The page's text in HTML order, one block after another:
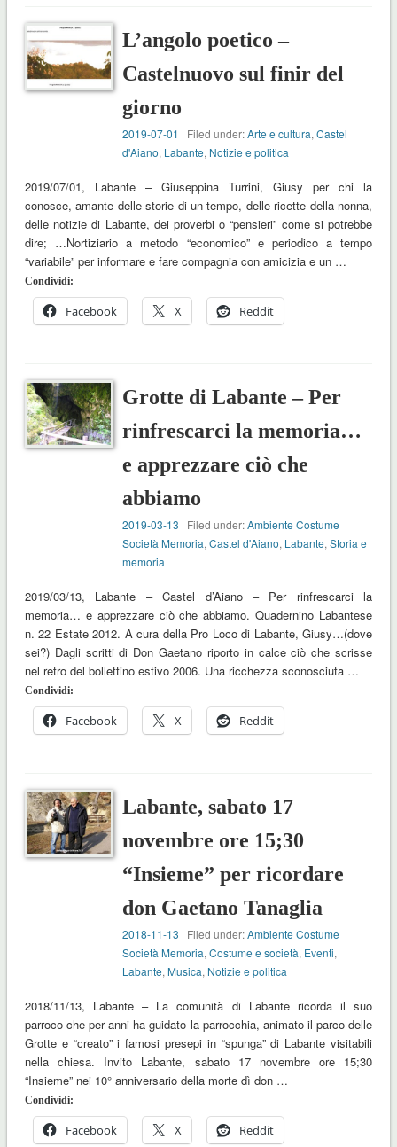
L’angolo poetico –
Castelnuovo sul finir del
giorno
2019-07-01 | Filed under:Arte e cultura,Castel
d'Aiano, Labante, Notizie e politica
2019/07/01, Labante – Giuseppina Turrini, Giusy per chi la
conosce, amante delle storie di un tempo, delle ricette della nonna,
delle notizie di Labante, dei proverbi o “pensieri” come si potrebbe
dire; …Nortiziario a metodo “economico” e periodico a tempo
“variabile” per informare e fare compagnia con amicizia e un …
Condividi:
Facebook X Reddit
Grotte di Labante – Per
rinfrescarci la memoria…
e apprezzare ciò che
abbiamo
2019-03-13 | Filed under:Ambiente Costume
Società Memoria,Castel d'Aiano, Labante,Storia e
memoria
2019/03/13, Labante – Castel d’Aiano – Per rinfrescarci la
memoria… e apprezzare ciò che abbiamo. Quadernino Labantese
n. 22 Estate 2012. A cura della Pro Loco di Labante, Giusy…(dove
sei?) Dagli scritti di Don Gaetano riporto in calce ciò che scrisse
nel retro del bollettino estivo 2006. Una ricchezza sconosciuta …
Condividi:
Facebook X Reddit
Labante, sabato 17
novembre ore 15;30
“Insieme” per ricordare
don Gaetano Tanaglia
2018-11-13 | Filed under:Ambiente Costume
Società Memoria,Costume e società, Eventi,
Labante,Musica, Notizie e politica
2018/11/13, Labante – La comunità di Labante ricorda il suo
parroco che per anni ha guidato la parrocchia, animato il parco delle
Grotte e “creato” i famosi presepi in “spunga” di Labante visitabili
nella chiesa. Invito Labante, sabato 17 novembre ore 15;30
“Insieme” nei 10° anniversario della morte dì don …
Condividi:
Facebook X Reddit